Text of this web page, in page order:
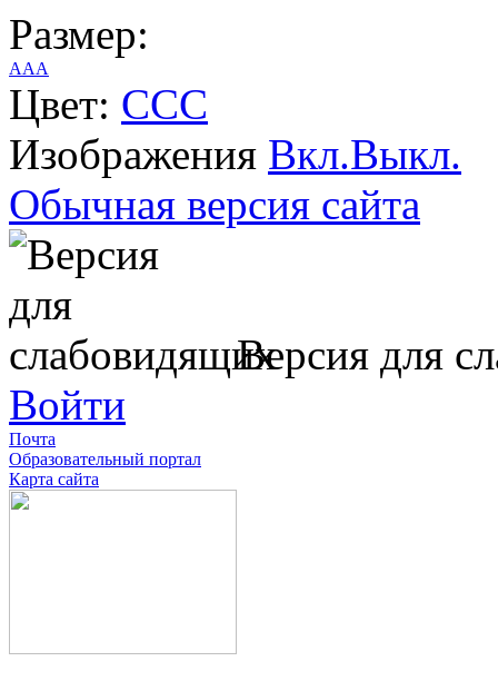
Размер:
AAA
Цвет: CCC
Изображения Вкл.Выкл.
Обычная версия сайта
Версия для
Войти
Почта
Образовательный портал
Карта сайта